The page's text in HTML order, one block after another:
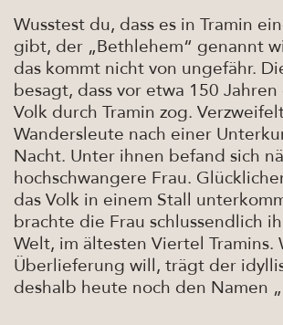
Wusstest du, dass es in Tramin
gibt, der „Bethlehem“ genannt
das kommt nicht von ungefähr.
besagt, dass vor etwa 150
Volk durch Tramin zog.
Wandersleute nach einer
Nacht. Unter ihnen befand sich
hochschwangere Frau.
das Volk in einem Stall
brachte die Frau schlussendlich
Welt, im ältesten Viertel Tramins.
Überlieferung will, trägt der
deshalb heute noch den Namen